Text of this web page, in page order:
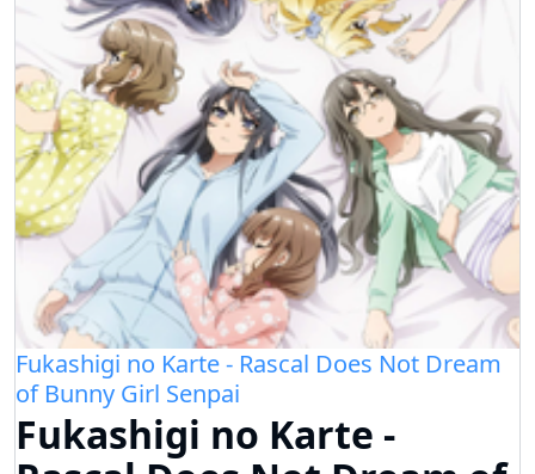
Fukashigi no Karte - Rascal Does Not Dream
of Bunny Girl Senpai
Fukashigi no Karte -